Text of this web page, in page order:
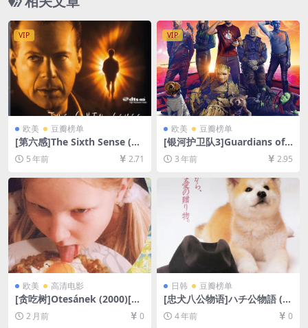
VIP
欧美 豆瓣榜单
[第六感]The Sixth Sense (19
99)[百度网盘+迅雷云盘资源1
080P超清未删减][MP4/6.9G
B][中英字幕]
5 年前 2.71
VIP
欧美 豆瓣榜单
[银河护卫队3]Guardians of t
he Galaxy Vol. 3 (2023)[百度
网盘+迅雷云盘资源1080P超
清未删减][MP4/9GB][中英字
3 年前 2.95
欧美 高清电影
[贪吃树]Otesánek (2000)[百
度网盘+夸克网盘DVD5高清未
删减资源][网盘在线播放/下
2 月前 0
日韩 豆瓣榜单
[忠犬八公物语]ハチ公物語 (1
987)[百度网盘+迅雷云盘资源
1080P超清未删减][MP4/6.8G
4 年前 0